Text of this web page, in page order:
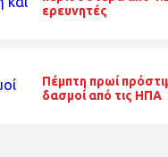
ερευνητές
Πέμπτη πρωί
δασμοί από τις ΗΠΑ